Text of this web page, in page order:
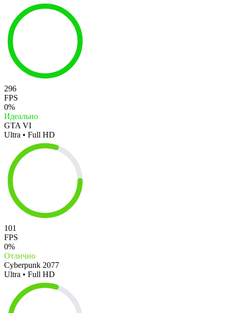
296
FPS
0%
Идеально
GTA VI
Ultra • Full HD
101
FPS
0%
Отлично
Cyberpunk 2077
Ultra • Full HD